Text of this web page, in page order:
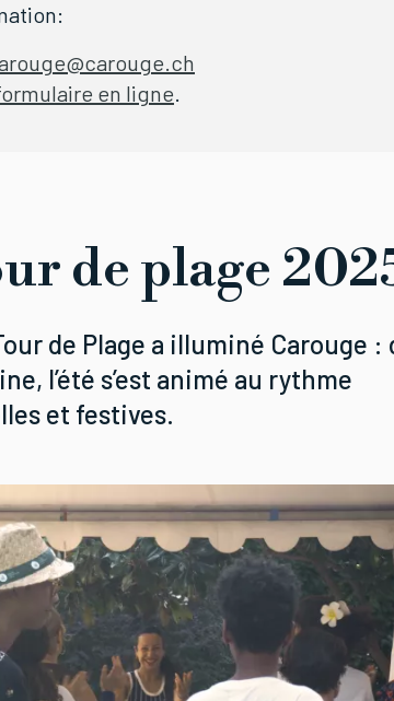
en ligne.
de plage
de Plage a illuminé Carouge :
l’été s’est animé au rythme
et festives.